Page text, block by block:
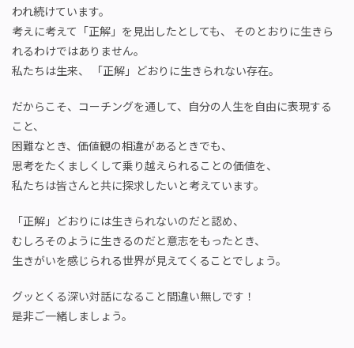
われ続けています。
考えに考えて「正解」を見出したとしても、
そのとおりに生きら
れるわけではありません。
私たちは生来、
「正解」どおりに生きられない存在。
だからこそ、コーチングを通して、自分の人生を自由に表現する
こと、
困難なとき、価値観の相違があるときでも、
思考をたくましくして乗り越えられることの価値を、
私たちは皆さんと共に探求したいと考えています。
「正解」どおりには生きられないのだと認め、
むしろそのように生きるのだと意志をもったとき、
生きがいを感じられる世界が見えてくることでしょう。
グッとくる深い対話になること間違い無しです！
是非ご一緒しましょう。